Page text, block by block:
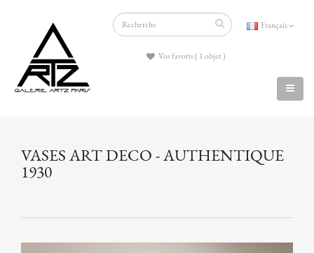
Français
Vos favoris ( 1 objet )
VASES ART DECO - AUTHENTIQUE
1930